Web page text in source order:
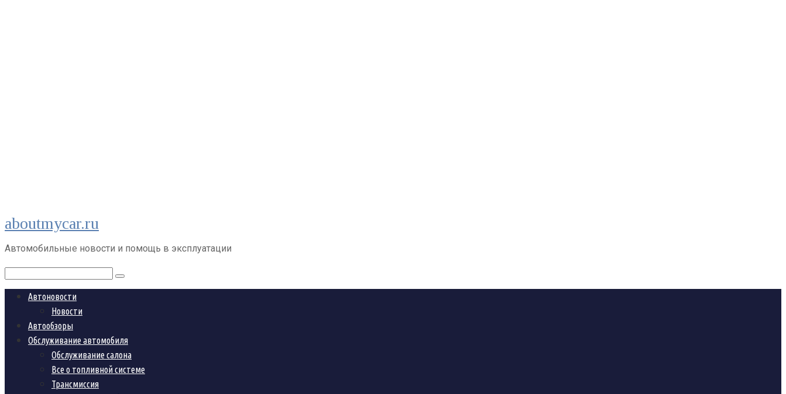
Перейти
к
контенту
aboutmycar.ru
Автомобильные новости и помощь в эксплуатации
Поиск:
Автоновости
Новости
Автообзоры
Обслуживание автомобиля
Обслуживание салона
Все о топливной системе
Трансмиссия